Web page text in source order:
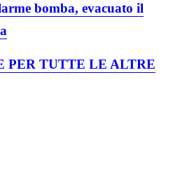
bomba, evacuato il
PER TUTTE LE ALTRE